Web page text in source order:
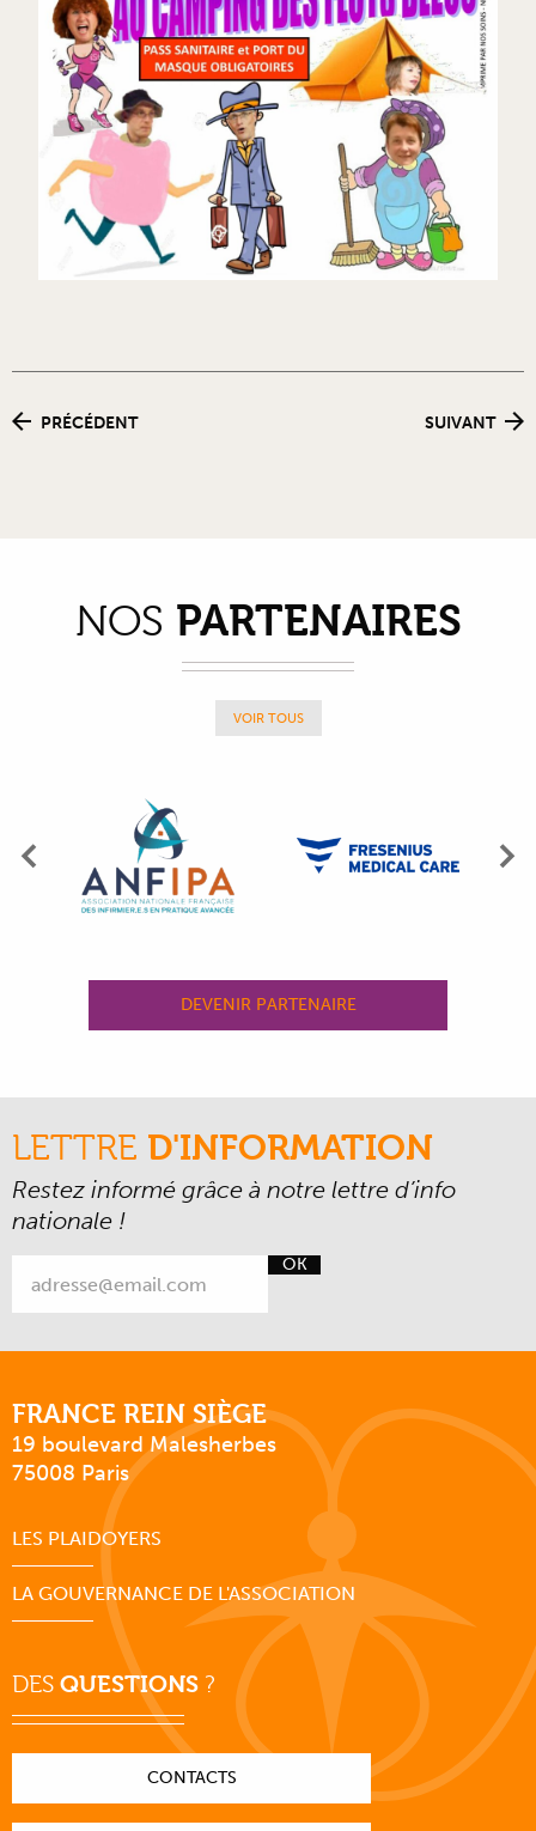
PRÉCÉDENT SUIVANT
NOS PARTENAIRES
VOIR TOUS
Précédent
DEVENIR PARTENAIRE
LETTRE D'INFORMATION
Restez informé grâce à notre lettre d’info
nationale !
OK
FRANCE REIN SIÈGE
19 boulevard Malesherbes
75008 Paris
LES PLAIDOYERS
LA GOUVERNANCE DE L'ASSOCIATION
DES QUESTIONS ?
CONTACTS